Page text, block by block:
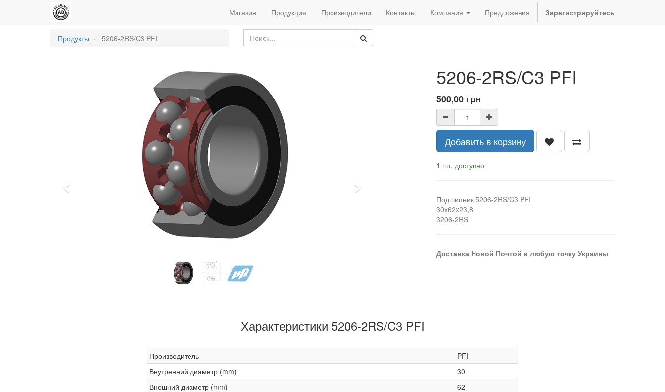
Магазин Продукция Производители Контакты Компания Предложения Зарегистрируйтесь
Продукты 5206-2RS/C3 PFI
Next
5206-2RS/C3 PFI
500,00 грн
Добавить в корзину
1 шт. доступно
Подшипник 5206-2RS/C3 PFI
30x62x23,8
3206-2RS
Доставка Новой Почтой в любую точку Украины
Характеристики 5206-2RS/C3 PFI
Производитель
PFI
Внутренний диаметр (mm)
30
Внешний диаметр (mm)
62